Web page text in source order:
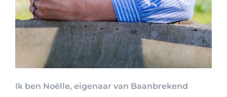
Ik ben Noëlle, eigenaar van Baanbrekend